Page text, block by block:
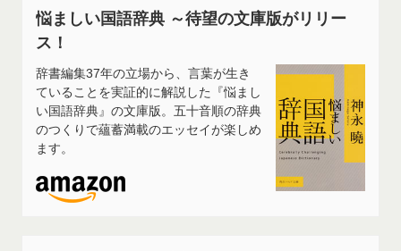
悩ましい国語辞典 ～待望の文庫版がリリー
ス！
辞書編集37年の立場から、言葉が生き
ていることを実証的に解説した『悩まし
い国語辞典』の文庫版。五十音順の辞典
のつくりで蘊蓄満載のエッセイが楽しめ
ます。